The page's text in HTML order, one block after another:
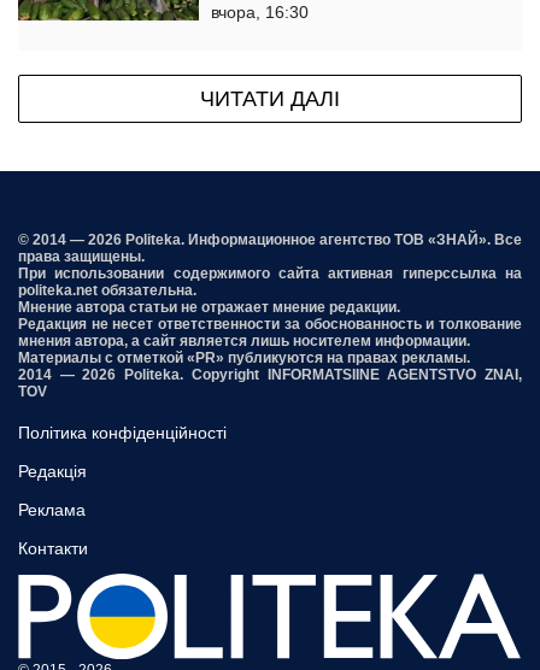
вчора, 16:30
ЧИТАТИ ДАЛІ
© 2014 — 2026 Politeka. Информационное агентство ТОВ «ЗНАЙ». Все
права защищены.
При использовании содержимого сайта активная гиперссылка на
politeka.net обязательна.
Мнение автора статьи не отражает мнение редакции.
Редакция не несет ответственности за обоснованность и толкование
мнения автора, а сайт является лишь носителем информации.
Материалы с отметкой «PR» публикуются на правах рекламы.
2014 — 2026 Politeka. Copyright INFORMATSIINE AGENTSTVO ZNAI,
TOV
Політика конфіденційності
Редакція
Реклама
Контакти